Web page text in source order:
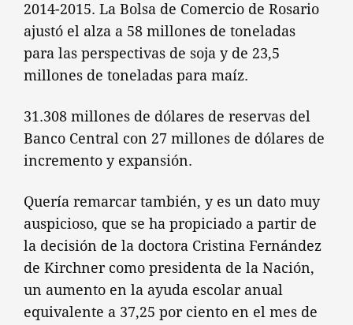
2014-2015. La Bolsa de Comercio de Rosario
ajustó el alza a 58 millones de toneladas
para las perspectivas de soja y de 23,5
millones de toneladas para maíz.
31.308 millones de dólares de reservas del
Banco Central con 27 millones de dólares de
incremento y expansión.
Quería remarcar también, y es un dato muy
auspicioso, que se ha propiciado a partir de
la decisión de la doctora Cristina Fernández
de Kirchner como presidenta de la Nación,
un aumento en la ayuda escolar anual
equivalente a 37,25 por ciento en el mes de